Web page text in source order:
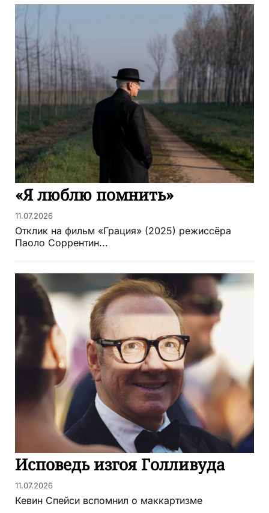
«Я люблю помнить»
11.07.2026
Отклик на фильм «Грация» (2025) режиссёра
Паоло Соррентин...
Исповедь изгоя Голливуда
11.07.2026
Кевин Спейси вспомнил о маккартизме